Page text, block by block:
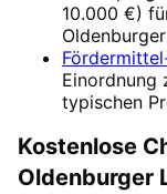
10.000 €)
Einordnung
typischen
Kostenlose
Oldenburger